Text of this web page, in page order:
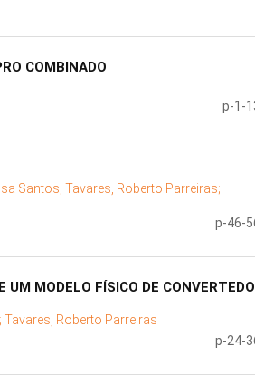
COMBINADO
p-1-
Santos; Tavares, Roberto Parreiras;
p-46-
MODELO FÍSICO DE
Tavares, Roberto Parreiras
p-24-